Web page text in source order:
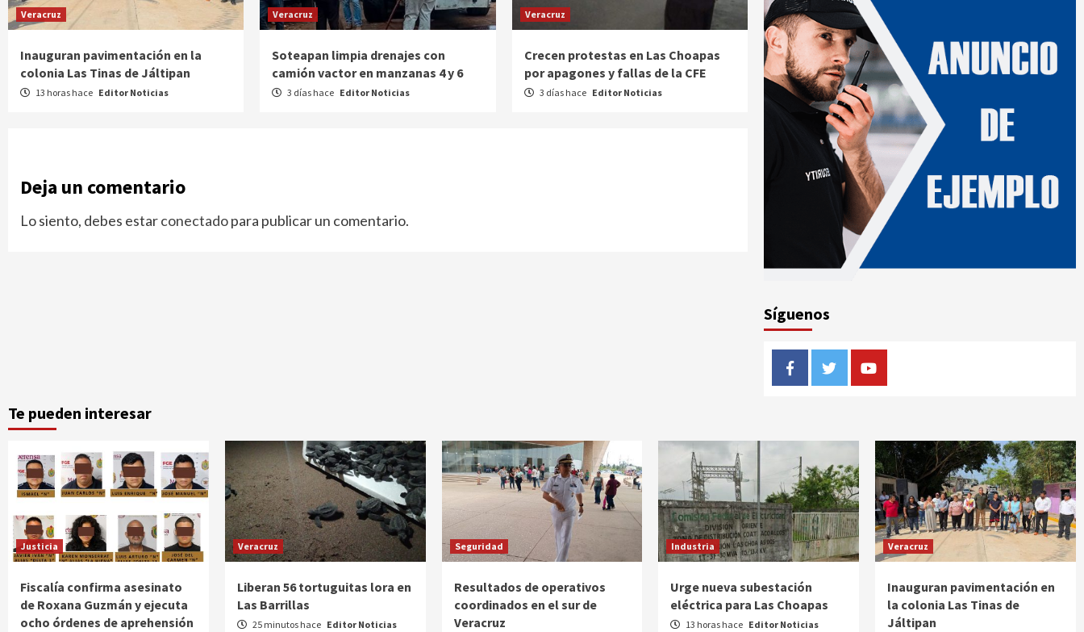
Veracruz
Inauguran pavimentación en la
colonia Las Tinas de Jáltipan
13 horas hace Editor Noticias
Veracruz
Soteapan limpia drenajes con
camión vactor en manzanas 4 y 6
3 días hace Editor Noticias
Veracruz
Crecen protestas en Las Choapas
por apagones y fallas de la CFE
3 días hace Editor Noticias
Deja un comentario
Lo siento, debes estarconectadopara publicar un comentario.
Síguenos
FacebookTwitterYoutube
Te pueden interesar
Justicia
Fiscalía confirma asesinato
de Roxana Guzmán y ejecuta
ocho órdenes de aprehensión
Veracruz
Liberan 56 tortuguitas lora en
Las Barrillas
25 minutos hace Editor Noticias
Seguridad
Resultados de operativos
coordinados en el sur de
Veracruz
Industria
Urge nueva subestación
eléctrica para Las Choapas
13 horas hace Editor Noticias
Veracruz
Inauguran pavimentación en
la colonia Las Tinas de
Jáltipan